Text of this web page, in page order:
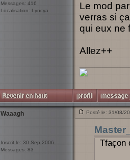
Messages: 416
Localisation: Lyncya
Le mod
verras si
qui eux ne
Allez++
Waaagh
Inscrit le: 30 Sep 2006
Messages: 83
Posté le: 31/08/
Tfaçon